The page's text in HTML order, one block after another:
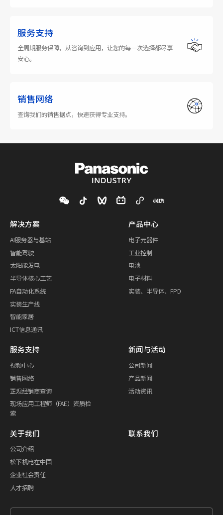
服务支持
全周期服务保障，从咨询到应用，让您的每一次选择都尽享
安心。
销售网络
查询我们的销售据点，快速获得专业支持。
解决方案
AI服务器与基站
智能驾驶
太阳能发电
半导体核心工艺
FA自动化系统
实装生产线
智能家居
ICT信息通讯
产品中心
电子元器件
工业控制
电池
电子材料
实装、半导体、FPD
服务支持
视频中心
销售网络
正规经销商查询
现场应用工程师（FAE）资质检
索
新闻与活动
公司新闻
产品新闻
活动资讯
关于我们
公司介绍
松下机电在中国
企业社会责任
人才招聘
联系我们